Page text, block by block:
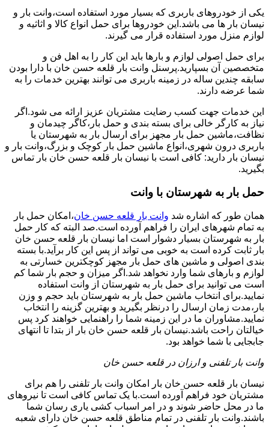
یکی از خودروهای باربری که بسیار مورد استفاده است،وانت بار و
نیسان بار ها می باشد.این خودروها برای حمل انواع کالا و اثاثیه و
لوازم منزل مورد استفاده قرار می گیرند.
برای حمل اصولی لوازم و بارها باید این کار را به اهل فن و
متخصصین آن بسپارید.پرسنل وانت بار قلعه حسن خان با دارا بودن
سابقه چندین ساله در زمینه باربری می توانند بهترین خدمات را به
شما عرضه دارند.
این خدمات جهت کسب رضایت مشتریان عزیز ارائه می شود.اگر
نیاز به کارگر خالی برای بسته بندی و حمل بار،کاگر چیدمان و
نظافت،ماشین حمل بار مجهز برای ارسال بار به شهرستان یا
باربری درون شهری،انواع ماشین حمل بار کوچک و بزرگ،وانت بار و
نیسان بار دارید: کافی است با نیسان بار قلعه حسن خان بار تماس
بگیرید.
حمل بار به شهرستان با وانت
همان طور که اشاره شد وانت بار قلعه حسن خان،امکان حمل بار
به تمام شهرهای ایران را فراهم آورده است.صد البته که کار حمل
بار به شهرستان بسیار دشوار است اما نیسان بار قلعه حسن خان
بار ثابت کرده است به خوبی می تواند از پس این کار برآید.با بسته
بندی اصولی و ماشین های حمل بار مجهز کوچکترین خسارتی به
لوازم و بارهای شما وارد نخواهد شد.اگر میزان و حجم بار شما کم
است می توانید برای حمل بار به شهرستان از وانت استفاده
نمایید.برای انتخاب ماشین حمل بار به شهرستان باید حجم و وزن
بار،مدت زمان ارسال را درنظر بگیرید و بهترین گزینه را انتخاب
نمایید.مشاوران ما در این زمینه شما را راهنمایی خواهند کرد پس
خیالتان راحت باشد.نیسان بار قلعه حسن خان بار از بتدا تا انتهای
جابجایی با شما خواهد بود.
وانت بار تلفنی و ارزان در قلعه حسن خان
نیسان بار قلعه حسن خان بار امکان وانت بار تلفنی را هم برای
مشتریان خود فراهم آورده است.با یک تماس کافی است تا نیروهای
ما در محل حاضر شوند و در امر اسباب کشی یاری رسان شما
باشند.وانت بار تلفنی در تمام مناطق قلعه حسن خان دارای شعبه